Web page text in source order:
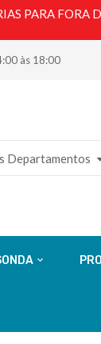
PARA
às 18:00
Departamentos